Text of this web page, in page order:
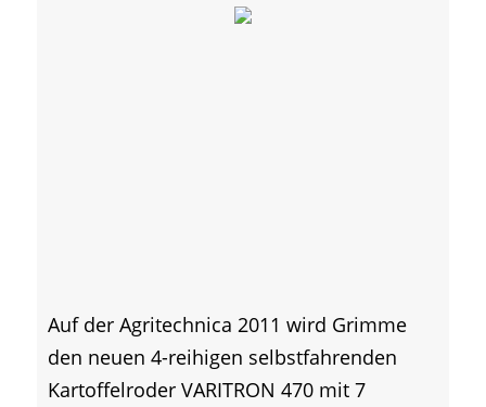
Auf der Agritechnica 2011 wird Grimme
den neuen 4-reihigen selbstfahrenden
Kartoffelroder VARITRON 470 mit 7